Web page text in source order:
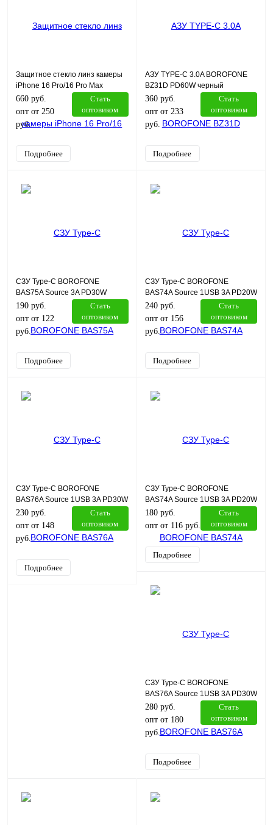
Защитное стекло линз камеры
iPhone 16 Pro/16 Pro Max
Remax GL-27 серебро
660 руб.
опт от 250
руб.
Стать
оптовиком
Подробнее
АЗУ TYPE-C 3.0A BOROFONE
BZ31D PD60W черный
360 руб.
опт от 233
руб.
Стать
оптовиком
Подробнее
СЗУ Type-C BOROFONE
BAS75A Source 3A PD30W
черный
190 руб.
опт от 122
руб.
Стать
оптовиком
Подробнее
СЗУ Type-C BOROFONE
BAS74A Source 1USB 3A PD20W
QC3.0 Type-C черный
240 руб.
опт от 156
руб.
Стать
оптовиком
Подробнее
СЗУ Type-C BOROFONE
BAS76A Source 1USB 3A PD30W
QC3.0 черный
230 руб.
опт от 148
руб.
Стать
оптовиком
Подробнее
СЗУ Type-C BOROFONE
BAS74A Source 1USB 3A PD20W
QC3.0 черный
180 руб.
опт от 116 руб.
Стать
оптовиком
Подробнее
СЗУ Type-C BOROFONE
BAS76A Source 1USB 3A PD30W
QC3.0 кабель Type-C белый
280 руб.
опт от 180
руб.
Стать
оптовиком
Подробнее